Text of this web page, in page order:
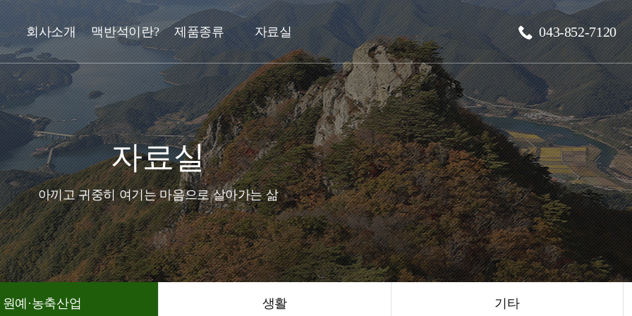
회사소개 맥반석이란? 제품종류 자료실 043-852-7120
자료실
아끼고 귀중히 여기는 마음으로 살아가는 삶
원예·농축산업 생활 기타